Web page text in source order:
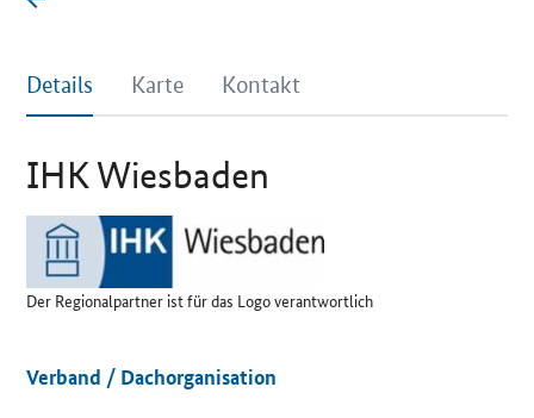
Details Karte Kontakt
IHK Wiesbaden
Details
Der Regionalpartner ist für das Logo verantwortlich
Verband / Dachorganisation